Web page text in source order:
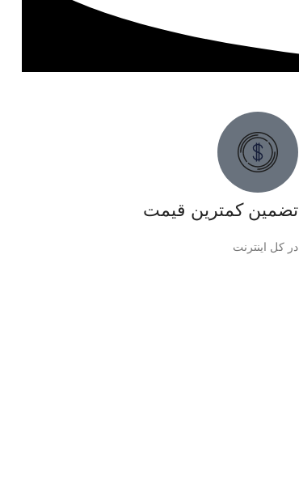
تضمین کمترین قیمت
در کل اینترنت